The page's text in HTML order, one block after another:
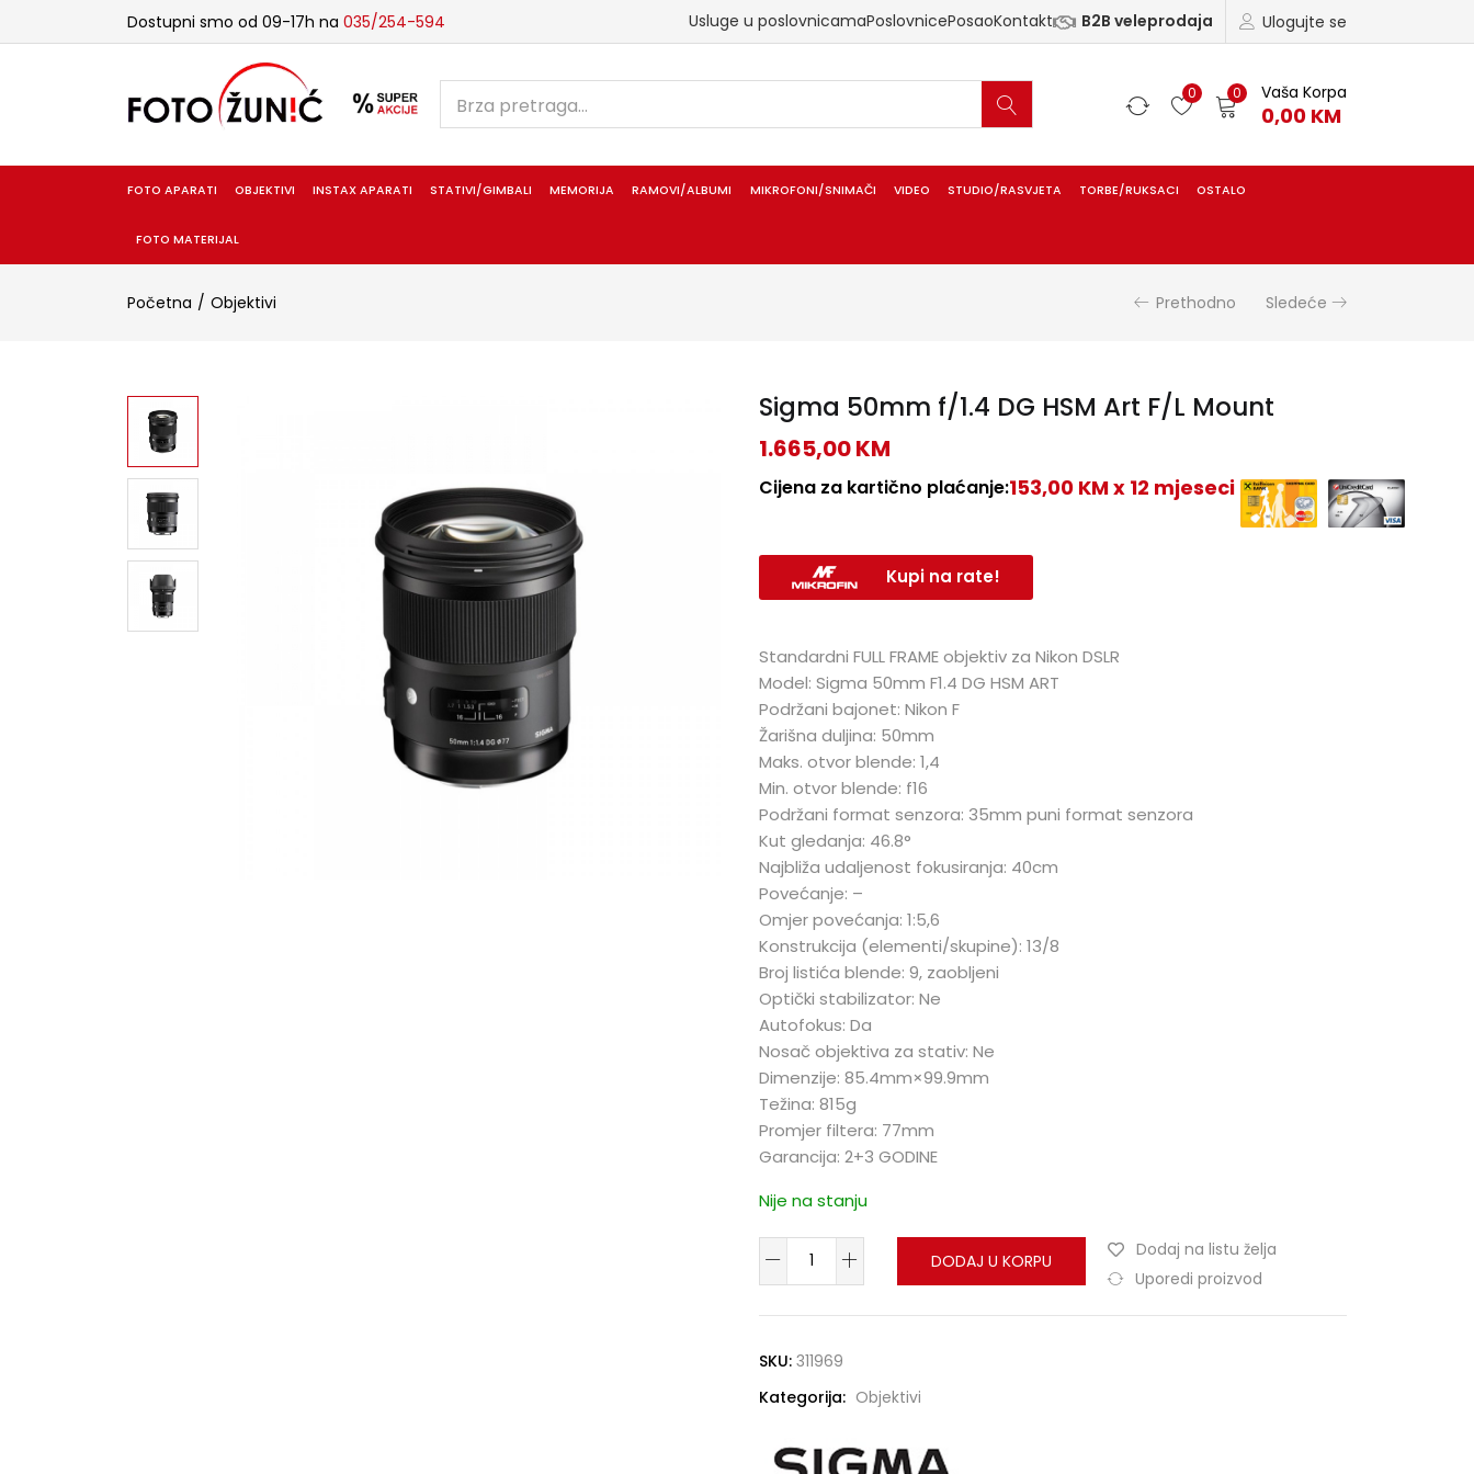
Dostupni smo od 09-17h na 035/254-594 Ulogujte se
Usluge u poslovnicamaPoslovnicePosaoKontakt B2B veleprodaja
0 0 Vaša Korpa
0,00 KM
FOTO APARATI OBJEKTIVI INSTAX APARATI STATIVI/GIMBALI MEMORIJA RAMOVI/ALBUMI MIKROFONI/SNIMAČI VIDEO STUDIO/RASVJETA TORBE/RUKSACI OSTALO
FOTO MATERIJAL
Početna Objektivi Prethodno Sledeće
Sigma 50mm f/1.4 DG HSM Art F/L Mount
1.665,00KM
Cijena za kartično plaćanje:153,00 KM x 12 mjeseci
Kupi na rate!
Standardni FULL FRAME objektiv za Nikon DSLR
Model: Sigma 50mm F1.4 DG HSM ART
Podržani bajonet: Nikon F
Žarišna duljina: 50mm
Maks. otvor blende: 1,4
Min. otvor blende: f16
Podržani format senzora: 35mm puni format senzora
Kut gledanja: 46.8°
Najbliža udaljenost fokusiranja: 40cm
Povećanje: –
Omjer povećanja: 1:5,6
Konstrukcija (elementi/skupine): 13/8
Broj listića blende: 9, zaobljeni
Optički stabilizator: Ne
Autofokus: Da
Nosač objektiva za stativ: Ne
Dimenzije: 85.4mm×99.9mm
Težina: 815g
Promjer filtera: 77mm
Garancija: 2+3 GODINE
Nije na stanju
DODAJ U KORPU
Dodaj na listu želja
Uporedi proizvod
SKU: 311969
Kategorija: Objektivi